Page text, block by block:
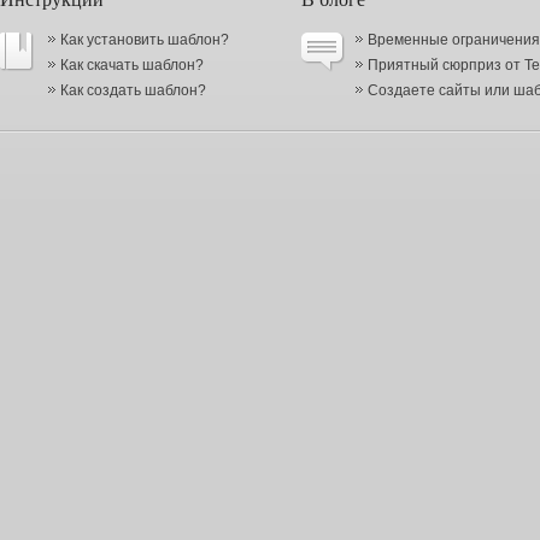
Как установить шаблон?
Как скачать шаблон?
Как создать шаблон?
Временные
Приятный сюрприз от
Создаете сайты или